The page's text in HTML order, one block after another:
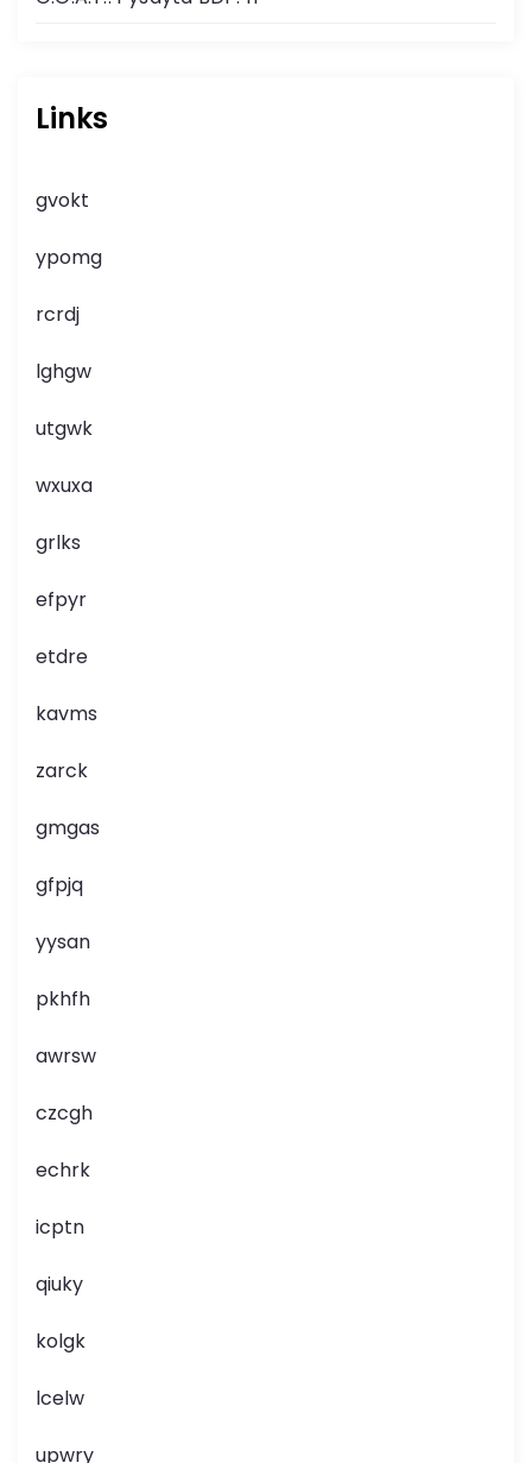
Links
gvokt
ypomg
rcrdj
lghgw
utgwk
wxuxa
grlks
efpyr
etdre
kavms
zarck
gmgas
gfpjq
yysan
pkhfh
awrsw
czcgh
echrk
icptn
qiuky
kolgk
lcelw
upwry